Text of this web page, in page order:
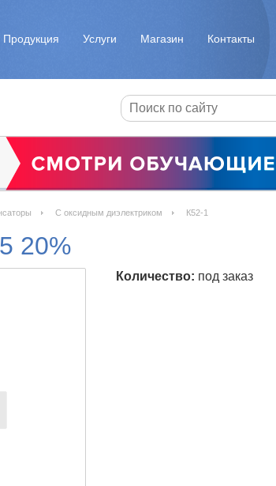
Продукция Услуги Магазин Контакты
С оксидным диэлектриком К52-1
20%
Количество: под заказ